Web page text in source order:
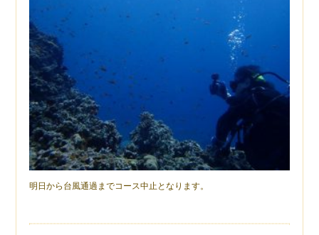
明日から台風通過までコース中止となります。